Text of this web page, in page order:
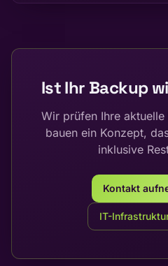
Ist Ihr Backup
Wir prüfen Ihre
bauen ein Konzept,
inklusive
Kontakt
IT-